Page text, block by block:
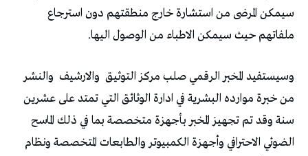
سيمكن المرضى من استشارة خارج منطقتهم دون استرجاع
ملفاتهم حيث سيمكن الاطباء من الوصول اليها.
وسيستفيد المخبر الرقمي صلب مركز التوثيق والارشيف والنشر
من خبرة موارده البشرية في ادارة الوثائق التي تمتد على عشرين
سنة وقد تم تجهيز المخبر بأجهزة متخصصة بما في ذلك الماسح
الضوئي الاحترافي وأجهزة الكمبيوتر والطابعات المتخصصة ونظام